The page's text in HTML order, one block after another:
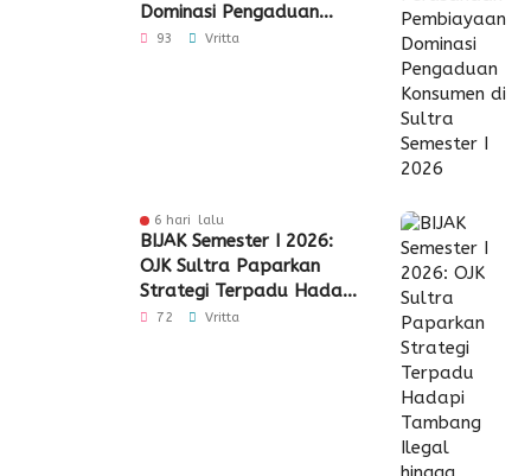
Dominasi Pengaduan
Konsumen di Sultra
93 Vritta
6 hari lalu
BIJAK Semester I 2026:
OJK Sultra Paparkan
Strategi Terpadu Hadapi
Tambang Ilegal hingga
72 Vritta